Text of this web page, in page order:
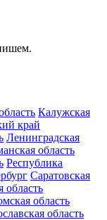
Калужская
край
Ленинградская
область
Республика
Саратовская
область
область
область